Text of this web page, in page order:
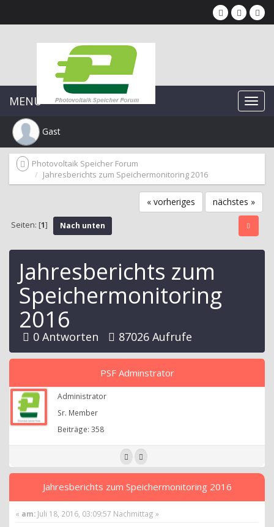
MENU
Gast
Photovoltaik Speicher Forum
Jahresberichts zum Speichermonitoring 2016
« vorheriges nächstes »
Seiten: [1] Nach unten
Jahresberichts zum
Speichermonitoring
2016
0 Antworten 87026 Aufrufe
PSF Adminstrator
Administrator
Sr. Member
Beiträge: 358
Jahresberichts zum Speichermonitoring 2016
« am: Juli 18, 2016, 03:09:57 Nachmittag »